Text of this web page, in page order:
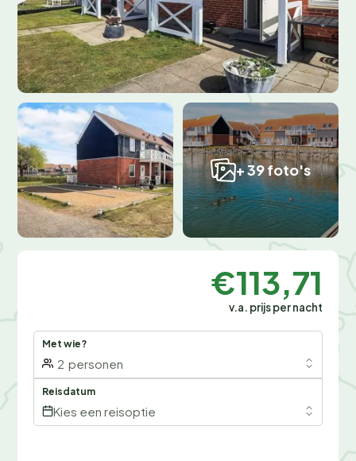
+ 39 foto's
€113,71
v.a. prijs per nacht
Met wie?
2 personen
Reisdatum
Kies een reisoptie